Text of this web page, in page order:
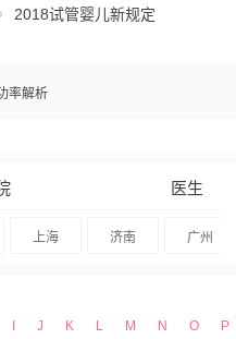
2018试管婴儿新规定
率解析
医生
上海 济南 广州
J K L M N O P